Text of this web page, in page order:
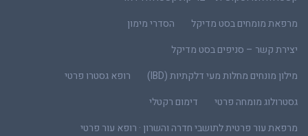
מרפאת מומחים בסט מדיקל
הסדרי מימון
יצירת קשר – סניפים בסט מדיקל
מילון מונחים מחלות מעי דלקתיות (IBD)
רופא גסטרו פרטי
גסטרולוג מומחה פרטי
דימום רקטלי
מרפאת עור פרטית לתושבי חדרה והשרון · רופא עור פרטי